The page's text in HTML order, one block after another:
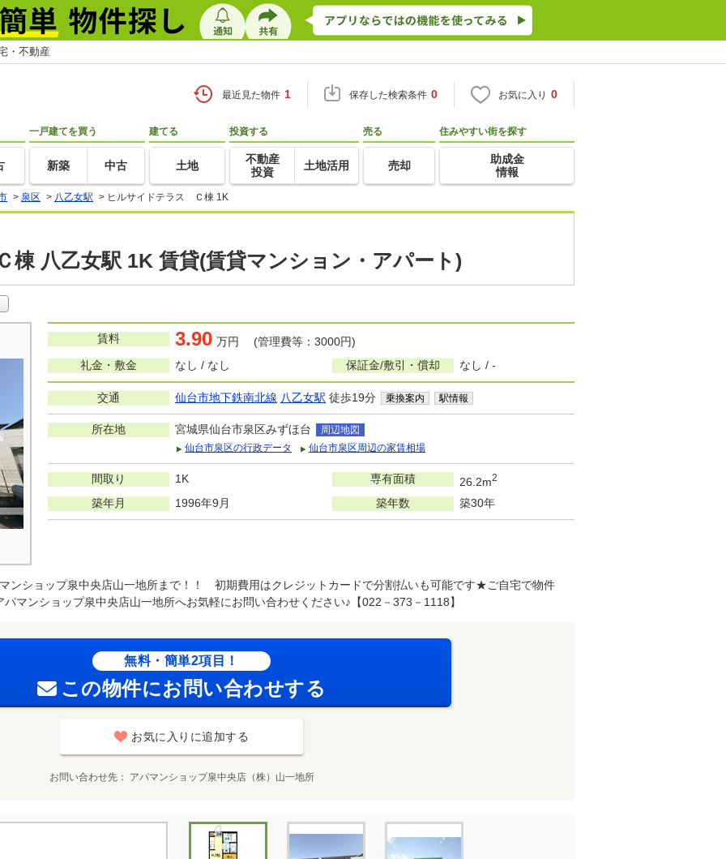
・不動産
最近見た物件 1 保存した検索条件 0 お気に入り 0
一戸建てを買う
新築 中古
建てる
土地
投資する
不動産
投資
土地活用
売る
売却
住みやすい街を探す
助成金
情報
> 泉区 > 八乙女駅 > ヒルサイドテラス Ｃ棟 1K
八乙女駅 1K 賃貸(賃貸マンション・アパート)
賃料 3.90 万円 (管理費等：3000円)
礼金・敷金
なし / なし 保証金/敷引・償却 なし / -
交通 仙台市地下鉄南北線 八乙女駅 徒歩19分 乗換案内 駅情報
所在地 宮城県仙台市泉区みずほ台
周辺地図
仙台市泉区の行政データ
仙台市泉区周辺の家賃相場
間取り 1K 専有面積 26.2m2
築年月 1996年9月 築年数 築30年
ンショップ泉中央店山一地所まで！！ 初期費用はクレジットカードで分割払いも可能です★ご自宅で物件
マンショップ泉中央店山一地所へお気軽にお問い合わせください♪【022－373－1118】
無料・簡単2項目！
この物件にお問い合わせする
お気に入りに追加する
お問い合わせ先 アパマンショップ泉中央店（株）山一地所